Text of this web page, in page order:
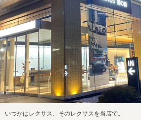
いつかはレクサス、そのレクサスを当店で。